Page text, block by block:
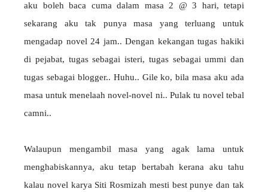
aku boleh baca cuma dalam masa 2 @ 3 hari, tetapi
sekarang aku tak punya masa yang terluang untuk
mengadap novel 24 jam.. Dengan kekangan tugas hakiki
di pejabat, tugas sebagai isteri, tugas sebagai ummi dan
tugas sebagai blogger.. Huhu.. Gile ko, bila masa aku ada
masa untuk menelaah novel-novel ni.. Pulak tu novel tebal
camni..
Walaupun mengambil masa yang agak lama untuk
menghabiskannya, aku tetap bertabah kerana aku tahu
kalau novel karya Siti Rosmizah mesti best punye dan tak